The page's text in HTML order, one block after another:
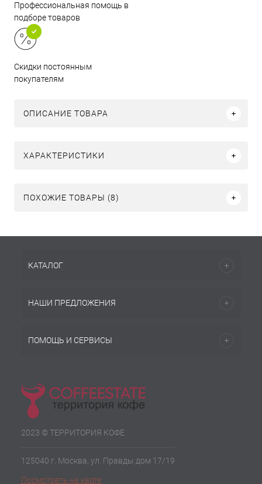
Профессиональная помощь в
подборе товаров
Скидки постоянным
покупателям
ОПИСАНИЕ ТОВАРА
ХАРАКТЕРИСТИКИ
ПОХОЖИЕ ТОВАРЫ (8)
КАТАЛОГ
НАШИ ПРЕДЛОЖЕНИЯ
ПОМОЩЬ И СЕРВИСЫ
2023 © ТЕРРИТОРИЯ КОФЕ
125040 г. Москва, ул. Правды дом 17/19
Посмотреть на карте